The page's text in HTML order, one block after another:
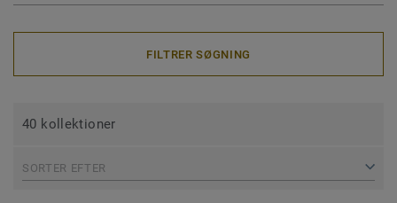
FILTRER SØGNING
40 kollektioner
SORTER EFTER